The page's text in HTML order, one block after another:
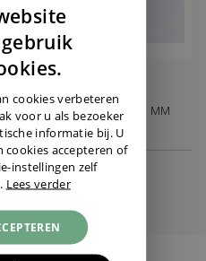
Steel Pilot Link 20 MM
€ 85,-
GERMAN
cookies verbeteren
voor u als bezoeker
informatie bij. U
cookies accepteren of
instellingen zelf
Lees verder